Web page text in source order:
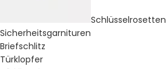
Schlüsselrosetten
Sicherheitsgarnituren
Briefschlitz
Türklopfer